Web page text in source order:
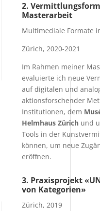
2.
Masterarbeit
Multimediale Formate
Zürich, 2020-2021
Im Rahmen meiner
evaluierte ich neue
auf digitalen und
aktionsforschender
Institutionen, dem
Helmhaus Zürichund
Tools in der
können, um neue
eröffnen.
3. Praxisprojekt
von Kategorien»
Zürich, 2019